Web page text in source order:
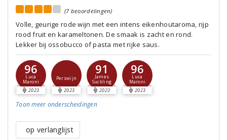
(7 beoordelingen)
Volle, geurige rode wijn met een intens eikenhoutaroma, rijp
rood fruit en karameltonen. De smaak is zacht en rond.
Lekker bij ossobucco of pasta met rijke saus.
96
Luca
Maroni
2023
Perswijn
2023
91
James
Suckling
2023
96
Luca
Maroni
2023
Toon meer onderscheidingen
op verlanglijst